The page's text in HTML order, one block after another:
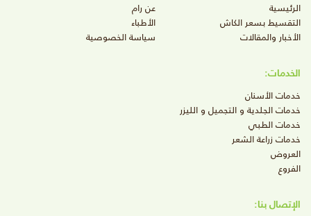
الرئيسية
عن رام
التقسيط بسعر الكاش
الأطباء
الأخبار والمقالات
سياسة الخصوصية
الخدمات:
خدمات الأسنان
خدمات الجلدية و التجميل و الليزر
خدمات الطبي
خدمات زراعة الشعر
العروض
الفروع
الإتصال بنا: